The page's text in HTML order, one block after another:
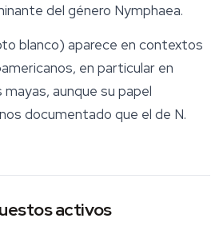
del género Nymphaea.
blanco) aparece en contextos
en particular en
aunque su papel
documentado que el de N.
activos